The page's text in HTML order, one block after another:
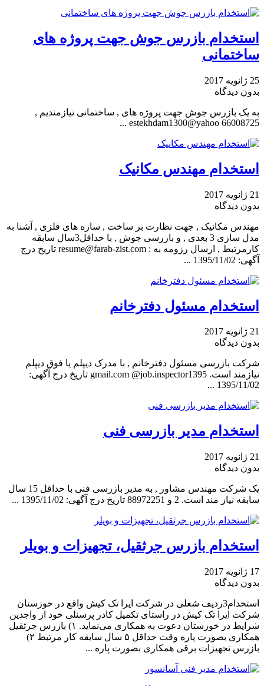
استخدام بازرس جوش جهت پروژه های
ساختمانی
25 ژانویه 2017
بدون دیدگاه
به یک بازرس جوش جهت پروژه های , ساختمانی نیازمندیم ,
estekhdam1300@yahoo 66008725 ...
استخدام مهندس مکانیک
21 ژانویه 2017
بدون دیدگاه
مهندس مکانیک , جهت نظارت بر ساخت , سازه های فلزی , آشنا به
مدل سازی 3 بعدی , و بازرسی جوش , با حداقل3سال سابقه
کارمرتبط , ارسال رزومه به : resume@farab-zist.com تاریخ درج
آگهی: 1395/11/02 ...
استخدام مسئول دفترخانم
21 ژانویه 2017
بدون دیدگاه
شرکت بازرسی مسئول دفترخانم , با مدرک دیپلم یا فوق دیپلم
نیازمند است. gmail.com @job.inspector1395 تاریخ درج آگهی:
1395/11/02 ...
استخدام مدیر بازرسی فنی
21 ژانویه 2017
بدون دیدگاه
یک شرکت مهندس مشاور , به مدیر بازرسی فنی با حداقل 15 سال
سابقه نیاز مند است. 2 و 88972251 تاریخ درج آگهی: 1395/11/02 ...
استخدام بازرس جرثقیل، تجهیزات و بویلر
17 ژانویه 2017
بدون دیدگاه
استخدام3ردیف شغلی در شرکت ایرا تک کیش واقع در خوزستان
شرکت ایرا تک کیش در راستای تکمیل کادر پرسنلی خود از واجدین
شرایط در خوزستان دعوت به همکاری می‌نماید. ۱) بازرس جرثقیل
همکاری بصورت پاره وقت حداقل ۵ سال سابقه کار مرتبط ۲)
بازرس تجهیزات برقی همکاری بصورت پاره ...